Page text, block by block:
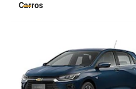
Carros